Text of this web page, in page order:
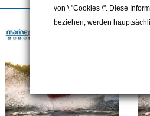
von \ "Cookies \". Diese
beziehen, werden